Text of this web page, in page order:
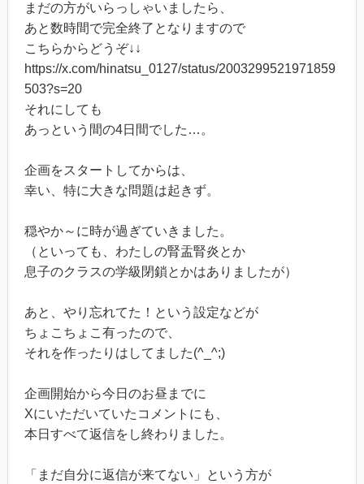
まだの方がいらっしゃいましたら、
あと数時間で完全終了となりますので
こちらからどうぞ↓↓
https://x.com/hinatsu_0127/status/2003299521971859
503?s=20
それにしても
あっという間の4日間でした…。
企画をスタートしてからは、
幸い、特に大きな問題は起きず。
穏やか～に時が過ぎていきました。
（といっても、わたしの腎盂腎炎とか
息子のクラスの学級閉鎖とかはありましたが）
あと、やり忘れてた！という設定などが
ちょこちょこ有ったので、
それを作ったりはしてました(^_^;)
企画開始から今日のお昼までに
Xにいただいていたコメントにも、
本日すべて返信をし終わりました。
「まだ自分に返信が来てない」という方が